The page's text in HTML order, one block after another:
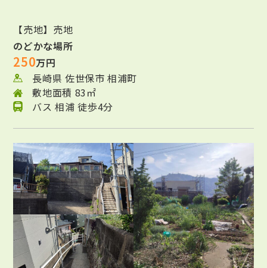
【売地】売地
のどかな場所
250万円
長崎県 佐世保市 相浦町
敷地面積 83㎡
バス 相浦 徒歩4分